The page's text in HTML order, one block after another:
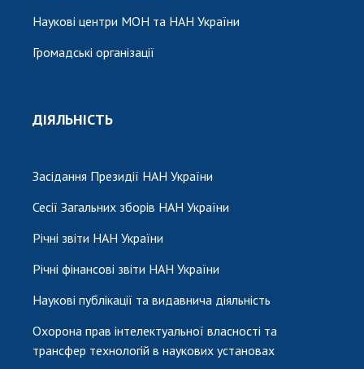
Наукові центри МОН та НАН України
Громадські організації
ДІЯЛЬНІСТЬ
Засідання Президії НАН України
Сесії Загальних зборів НАН України
Річні звіти НАН України
Річні фінансові звіти НАН України
Наукові публікації та видавнича діяльність
Охорона прав інтелектуальної власності та
трансфер технологій в наукових установах